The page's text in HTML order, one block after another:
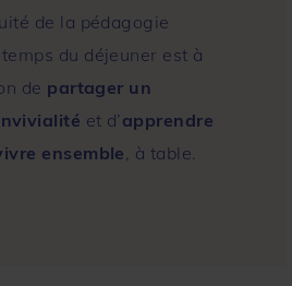
de la pédagogie
du déjeuner est à
de partager un
et d’ apprendre
ensemble , à table.